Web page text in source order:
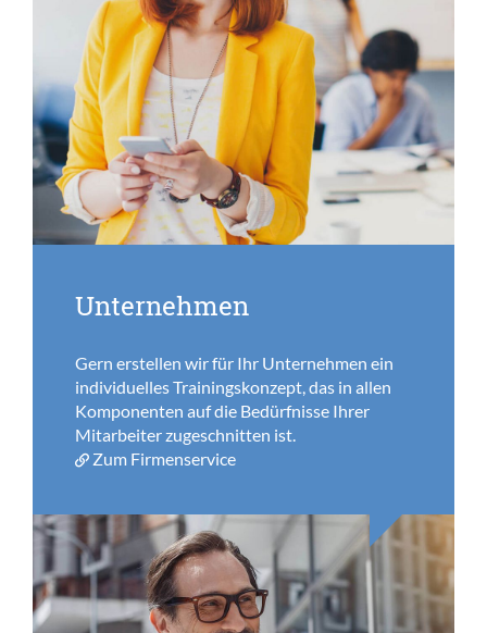
Unternehmen
Gern erstellen wir für Ihr Unternehmen ein
individuelles Trainingskonzept, das in allen
Komponenten auf die Bedürfnisse Ihrer
Mitarbeiter zugeschnitten ist.
Zum Firmenservice